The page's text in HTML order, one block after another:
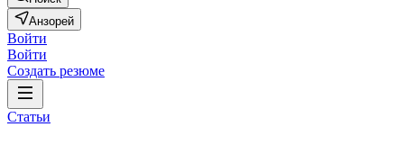
Анзорей
Войти
Войти
Создать резюме
Статьи